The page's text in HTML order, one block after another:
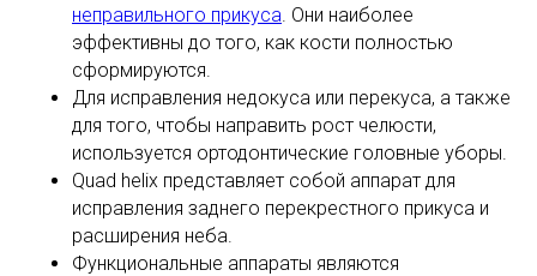
неправильного прикуса. Они наиболее
эффективны до того, как кости полностью
сформируются.
Для исправления недокуса или перекуса, а также
для того, чтобы направить рост челюсти,
используется ортодонтические головные уборы.
Quad helix представляет собой аппарат для
исправления заднего перекрестного прикуса и
расширения неба.
Функциональные аппараты являются